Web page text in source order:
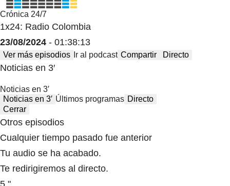
Crónica 24/7
1x24: Radio Colombia
23/08/2024 - 01:38:13
Ver más episodios Ir al podcast Compartir Directo
Noticias en 3′
Noticias en 3′
Noticias en 3′ Últimos programas Directo
Cerrar
Otros episodios
Cualquier tiempo pasado fue anterior
Tu audio se ha acabado.
Te redirigiremos al directo.
5 "